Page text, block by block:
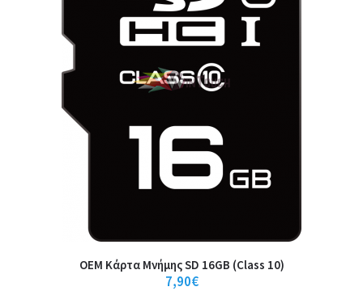
9,90€
Καλάθι
+Αγαπημένο
OEM Κάρτα Μνήμης SD 16GB (Class 10)
7,90€